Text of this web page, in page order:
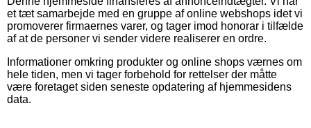
et tæt samarbejde med en gruppe af online webshops idet vi
promoverer firmaernes varer, og tager imod honorar i tilfælde
af at de personer vi sender videre realiserer en ordre.
Informationer omkring produkter og online shops værnes om
hele tiden, men vi tager forbehold for rettelser der måtte
være foretaget siden seneste opdatering af hjemmesidens
data.